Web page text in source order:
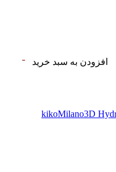
افزودن به سبد خرید